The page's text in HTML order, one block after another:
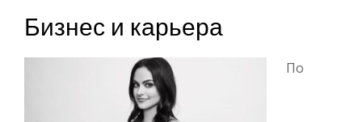
Бизнес и карьера
По